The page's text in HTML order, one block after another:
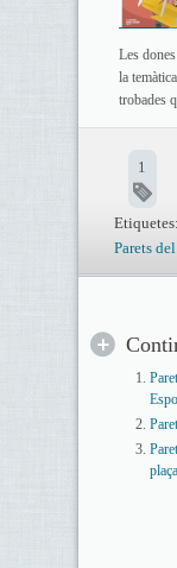
Les
la
trobades
1
Etiquetes:
Parets